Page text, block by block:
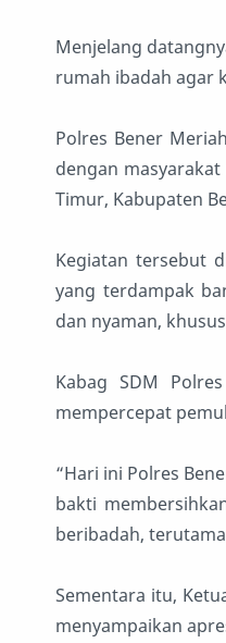
Menjelang
rumah ibadah agar
Polres Bener
dengan
Timur, Kabupaten
Kegiatan tersebut
yang terdampak
dan nyaman,
Kabag SDM
mempercepat
“Hari ini Polres
bakti
beribadah,
Sementara itu,
menyampaikan